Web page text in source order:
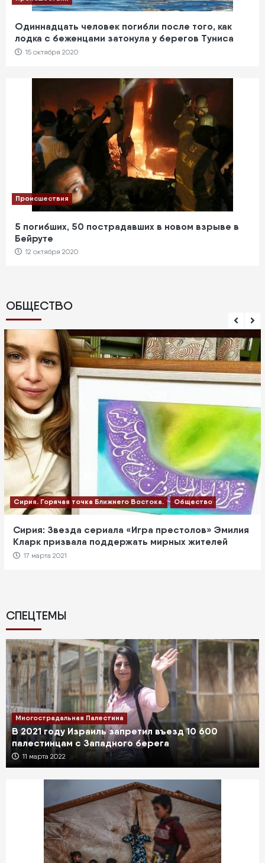
Одиннадцать человек погибли после того, как
лодка с беженцами затонула у берегов Туниса
15 октября 2020
Происшествия
5 погибших, 50 пострадавших в новом взрыве в
Бейруте
12 октября 2020
ОБЩЕСТВО
Сирия. Горячая точка Ближнего Востока. Общество
Сирия: Звезда сериала «Игра престолов» Эмилия
Кларк призвала поддержать мирных жителей
17 марта 2021
СПЕЦТЕМЫ
Многострадальная Палестина
В 2021 году Израиль запретил въезд 10 600
палестинцам с Западного берега
11 марта 2022